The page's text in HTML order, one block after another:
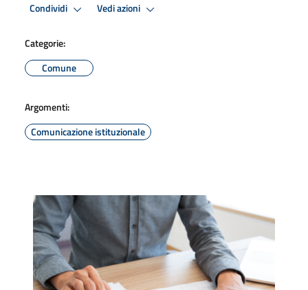
Condividi Vedi azioni
Categorie:
Comune
Argomenti:
Comunicazione istituzionale